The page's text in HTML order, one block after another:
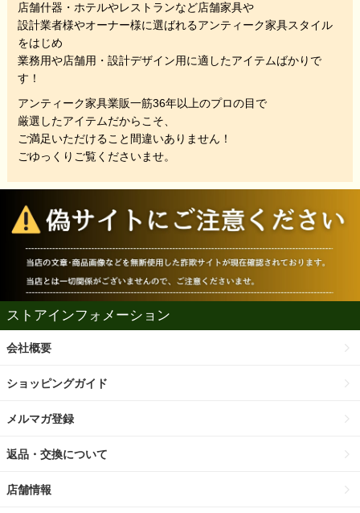
店舗什器・ホテルやレストランなど店舗家具や
設計業者様やオーナー様に選ばれるアンティーク家具スタイル
をはじめ
業務用や店舗用・設計デザイン用に適したアイテムばかりで
す！
アンティーク家具業販一筋36年以上のプロの目で
厳選したアイテムだからこそ、
ご満足いただけること間違いありません！
ごゆっくりご覧くださいませ。
ストアインフォメーション
会社概要
ショッピングガイド
メルマガ登録
返品・交換について
店舗情報